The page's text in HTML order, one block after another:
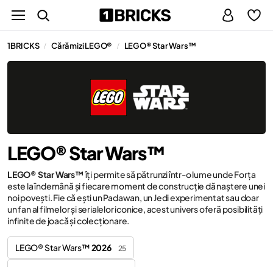
1BRICKS / Cărămizi LEGO® / LEGO® Star Wars™
LEGO® Star Wars™
LEGO® Star Wars™îți permite să pătrunzi într-o lume unde Forța
este la îndemână și fiecare moment de construcție dă naștere unei
noi povești. Fie că ești un Padawan, un Jedi experimentat sau doar
un fan al filmelor și serialelor iconice, acest univers oferă posibilități
infinite de joacă și colecționare.
LEGO® Star Wars™2026 25